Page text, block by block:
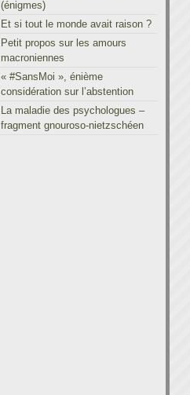
(énigmes)
Et si tout le monde avait raison ?
Petit propos sur les amours
macroniennes
« #SansMoi », énième
considération sur l’abstention
La maladie des psychologues –
fragment gnouroso-nietzschéen